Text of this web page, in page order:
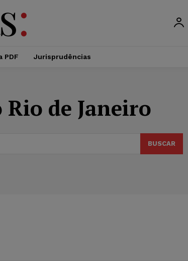
PDF Jurisprudências
de Janeiro
BUSCAR